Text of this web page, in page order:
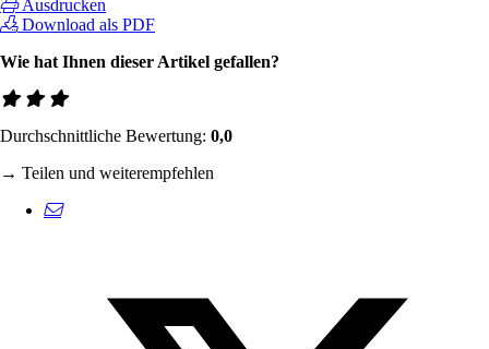
Ausdrucken
Download als PDF
Wie hat Ihnen dieser Artikel gefallen?
Durchschnittliche Bewertung: 0,0
→ Teilen und weiterempfehlen